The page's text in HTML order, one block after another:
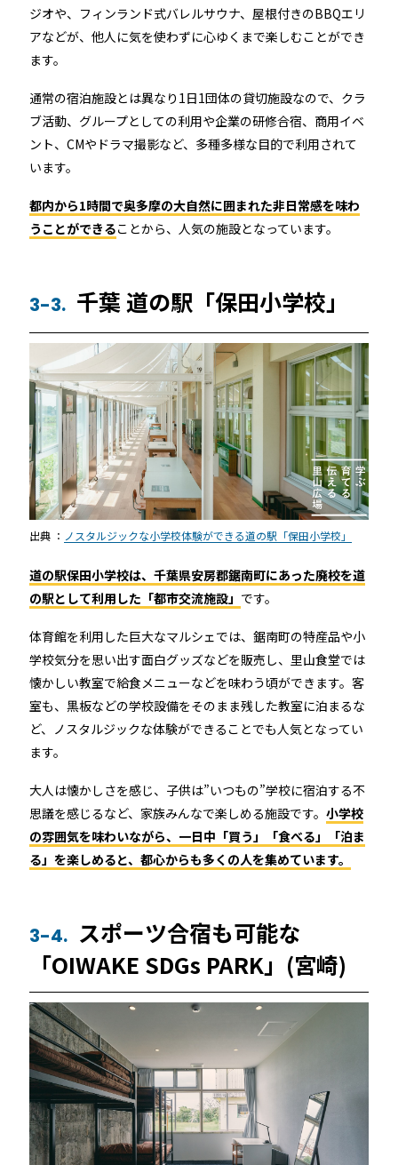
ジオや、フィンランド式バレルサウナ、屋根付きのBBQエリ
アなどが、他人に気を使わずに心ゆくまで楽しむことができ
ます。
通常の宿泊施設とは異なり1日1団体の貸切施設なので、クラ
ブ活動、グループとしての利用や企業の研修合宿、商用イベ
ント、CMやドラマ撮影など、多種多様な目的で利用されて
います。
都内から1時間で奥多摩の大自然に囲まれた非日常感を味わ
うことができることから、人気の施設となっています。
3-3. 千葉 道の駅「保田小学校」
出典 ： ノスタルジックな小学校体験ができる道の駅「保田小学校」
道の駅保田小学校は、千葉県安房郡鋸南町にあった廃校を道
の駅として利用した「都市交流施設」 です。
体育館を利用した巨大なマルシェでは、鋸南町の特産品や小
学校気分を思い出す面白グッズなどを販売し、里山食堂では
懐かしい教室で給食メニューなどを味わう頃ができます。客
室も、黒板などの学校設備をそのまま残した教室に泊まるな
ど、ノスタルジックな体験ができることでも人気となってい
ます。
大人は懐かしさを感じ、子供は”いつもの”学校に宿泊する不
思議を感じるなど、家族みんなで楽しめる施設です。 小学校
の雰囲気を味わいながら、一日中「買う」「食べる」「泊ま
る」を楽しめると、都心からも多くの人を集めています。
3-4. スポーツ合宿も可能な
「OIWAKE SDGs PARK」(宮崎)